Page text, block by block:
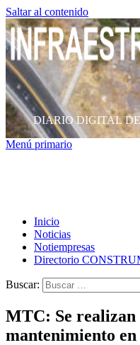
Saltar al contenido
DIARIO DIGITAL
Menú primario
Inicio
Noticias
Notiempresas
Directorio
Buscar:
MTC: Se realizan
mantenimiento